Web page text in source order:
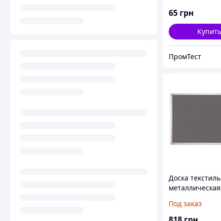
65 грн
Купить
ПромТест
Доска
Україна"
Под заказ